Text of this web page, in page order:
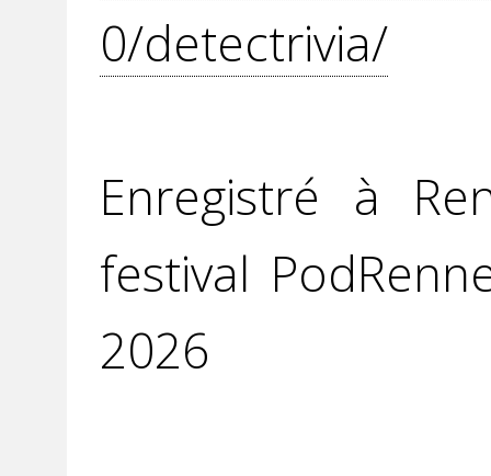
0/detectrivia/
Enregistré à
festival
2026